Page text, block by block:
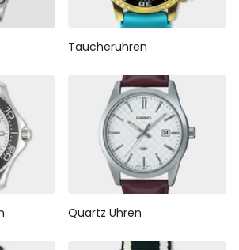
Taucheruhren
Quartz Uhren